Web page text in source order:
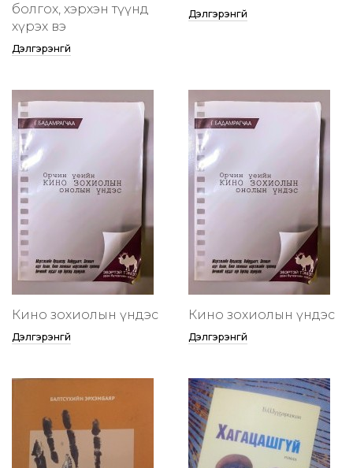
болгох, хэрхэн түүнд
хүрэх вэ
Дэлгэрэнгүй
Дэлгэрэнгүй
Кино зохиолын үндэс
Дэлгэрэнгүй
Кино зохиолын үндэс
Дэлгэрэнгүй